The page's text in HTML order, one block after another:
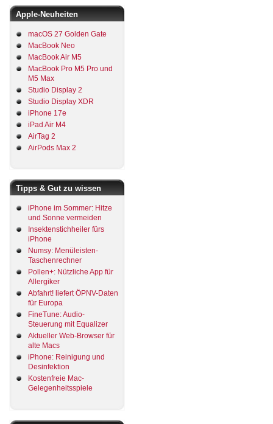
Apple-Neuheiten
macOS 27 Golden Gate
MacBook Neo
MacBook Air M5
MacBook Pro M5 Pro und
M5 Max
Studio Display 2
Studio Display XDR
iPhone 17e
iPad Air M4
AirTag 2
AirPods Max 2
Tipps & Gut zu wissen
iPhone im Sommer: Hitze
und Sonne vermeiden
Insektenstichheiler fürs
iPhone
Numsy: Menüleisten-
Taschenrechner
Pollen+: Nützliche App für
Allergiker
Abfahrt! liefert ÖPNV-Daten
für Europa
FineTune: Audio-
Steuerung mit Equalizer
Aktueller Web-Browser für
alte Macs
iPhone: Reinigung und
Desinfektion
Kostenfreie Mac-
Gelegenheitsspiele